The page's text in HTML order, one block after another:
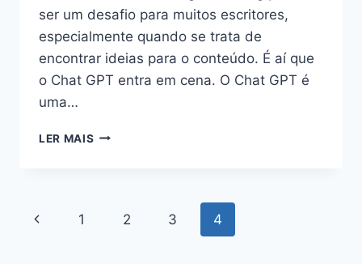
ser um desafio para muitos escritores,
especialmente quando se trata de
encontrar ideias para o conteúdo. É aí que
o Chat GPT entra em cena. O Chat GPT é
uma…
LER MAIS COMO
BLOG
Navegação
Página
1 2 3 4